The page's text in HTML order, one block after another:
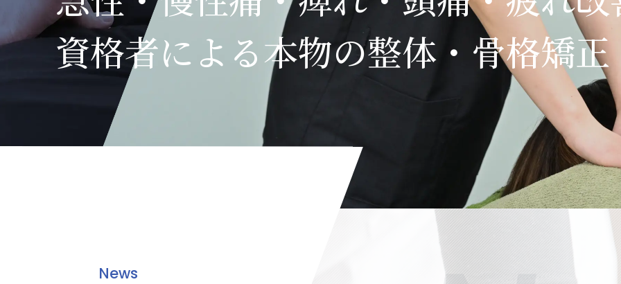
資格者による本物の整体・骨格矯正
News